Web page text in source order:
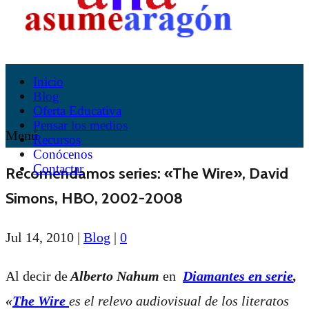
Inicio
Blog
Oferta Educativa
Pensar los medios
Recursos
Conócenos
Contactar
Menú
Recomendamos series: «The Wire», David
Simons, HBO, 2002-2008
Jul 14, 2010 | Blog | 0
Al decir deAlberto Nahum en Diamantes en serie,
«The Wire es el relevo audiovisual de los literatos